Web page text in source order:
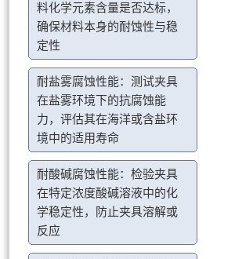
料化学元素含量是否达标，
确保材料本身的耐蚀性与稳
定性
耐盐雾腐蚀性能：测试夹具
在盐雾环境下的抗腐蚀能
力，评估其在海洋或含盐环
境中的适用寿命
耐酸碱腐蚀性能：检验夹具
在特定浓度酸碱溶液中的化
学稳定性，防止夹具溶解或
反应